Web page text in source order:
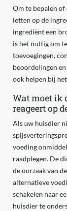
Om te bepalen
letten op de
ingrediënt een
is het nuttig om
toevoegingen,
beoordelingen
ook helpen bij
Wat moet ik
reageert op
Als uw huisdier
voeding
raadplegen. De
de oorzaak van
alternatieve
schakelen naar
huisdier te